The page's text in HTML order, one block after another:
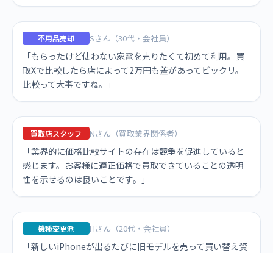
不用品売却 Sさん（30代・会社員）
「もらったけど使わない家電を売りたくて初めて利用。買
取Xで比較したら店によって2万円も差があってビックリ。
比較って大事ですね。」
買取店スタッフ Nさん（買取業界関係者）
「業界的に価格比較サイトの存在は競争を促進していると
感じます。お客様に適正価格で買取できていることの透明
性を示せるのは良いことです。」
機種変更派 Hさん（20代・会社員）
「新しいiPhoneが出るたびに旧モデルを売って買い替え資